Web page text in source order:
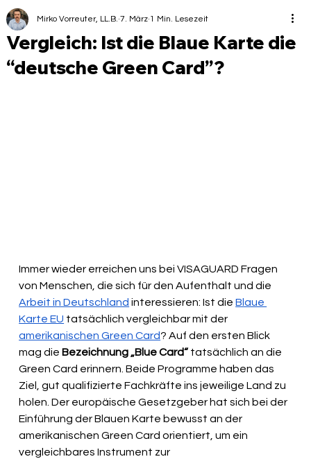
Vergleich: Ist die Blaue Karte die
“deutsche Green Card”?
Mirko Vorreuter, LL.B. 7. März 1 Min. Lesezeit
Immer wieder erreichen uns bei VISAGUARD Fragen
von Menschen, die sich für den Aufenthalt und die
Arbeit in Deutschland interessieren: Ist die Blaue
Karte EU tatsächlich vergleichbar mit der
amerikanischen Green Card? Auf den ersten Blick
mag die Bezeichnung „Blue Card“ tatsächlich an die
Green Card erinnern. Beide Programme haben das
Ziel, gut qualifizierte Fachkräfte ins jeweilige Land zu
holen. Der europäische Gesetzgeber hat sich bei der
Einführung der Blauen Karte bewusst an der
amerikanischen Green Card orientiert, um ein
vergleichbares Instrument zur